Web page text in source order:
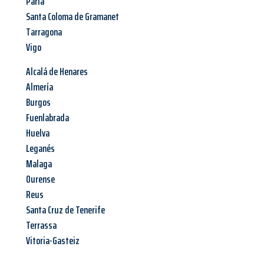
Santa Coloma de Gramanet
Tarragona
Vigo
Alcalá de Henares
Almería
Burgos
Fuenlabrada
Huelva
Leganés
Malaga
Ourense
Reus
Santa Cruz de Tenerife
Terrassa
Vitoria-Gasteiz